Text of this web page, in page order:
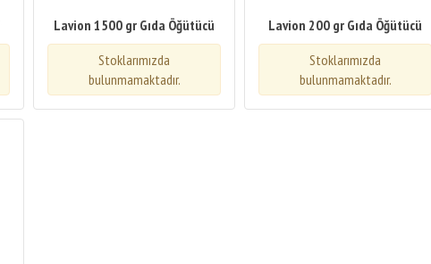
Lavion 1500 gr Gıda Öğütücü
Stoklarımızda
bulunmamaktadır.
Lavion 200 gr Gıda Öğütücü
Stoklarımızda
bulunmamaktadır.